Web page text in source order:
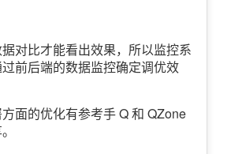
对比才能看出效果，所以监控系
前后端的数据监控确定调优效
面的优化有参考手 Q 和 QZone